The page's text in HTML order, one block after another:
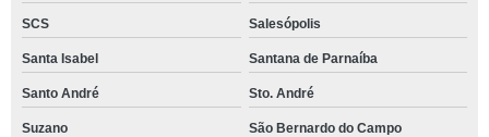
SCS Salesópolis
Santa Isabel Santana de Parnaíba
Santo André Sto. André
Suzano São Bernardo do Campo